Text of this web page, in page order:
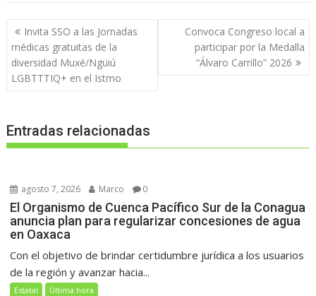
Navegación
de
entradas
Invita SSO a las Jornadas
médicas gratuitas de la
diversidad Muxé/Ngüiú
LGBTTTIQ+ en el Istmo
Convoca Congreso local a
participar por la Medalla
“Álvaro Carrillo” 2026
Entradas relacionadas
agosto 7, 2026 Marco 0
El Organismo de Cuenca Pacífico Sur de la Conagua
anuncia plan para regularizar concesiones de agua
en Oaxaca
Con el objetivo de brindar certidumbre jurídica a los usuarios
de la región y avanzar hacia...
Estatal Última hora